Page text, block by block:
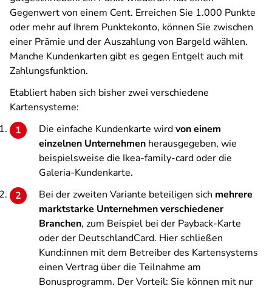
Gegenwert von einem Cent. Erreichen Sie 1.000 Punkte
oder mehr auf Ihrem Punktekonto, können Sie zwischen
einer Prämie und der Auszahlung von Bargeld wählen.
Manche Kundenkarten gibt es gegen Entgelt auch mit
Zahlungsfunktion.
Etabliert haben sich bisher zwei verschiedene
Kartensysteme:
Die einfache Kundenkarte wirdvon einem
einzelnen Unternehmen herausgegeben, wie
beispielsweise die Ikea-family-card oder die
Galeria-Kundenkarte.
Bei der zweiten Variante beteiligen sich mehrere
marktstarke Unternehmen verschiedener
Branchen, zum Beispiel bei der Payback-Karte
oder der DeutschlandCard. Hier schließen
Kund:innen mit dem Betreiber des Kartensystems
einen Vertrag über die Teilnahme am
Bonusprogramm. Der Vorteil: Sie können mit nur